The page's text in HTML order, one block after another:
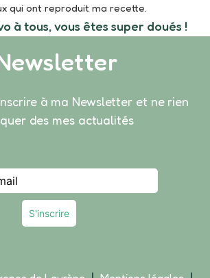
qui ont reproduit ma recette.
à tous, vous êtes super doués !
à ma Newsletter et ne rien
des mes actualités